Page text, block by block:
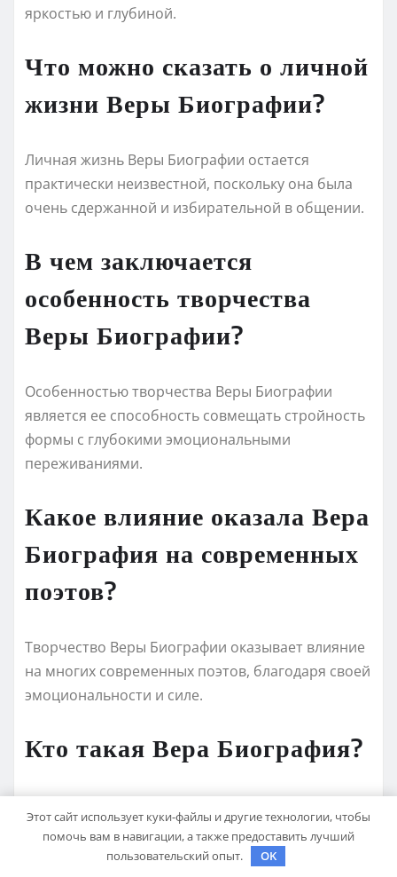
яркостью и глубиной.
Что можно сказать о личной
жизни Веры Биографии?
Личная жизнь Веры Биографии остается
практически неизвестной, поскольку она была
очень сдержанной и избирательной в общении.
В чем заключается
особенность творчества
Веры Биографии?
Особенностью творчества Веры Биографии
является ее способность совмещать стройность
формы с глубокими эмоциональными
переживаниями.
Какое влияние оказала Вера
Биография на современных
поэтов?
Творчество Веры Биографии оказывает влияние
на многих современных поэтов, благодаря своей
эмоциональности и силе.
Кто такая Вера Биография?
название которого олицетворяет жизнь людей,
составленную из разных историй, событий и
Этот сайт использует куки-файлы и другие технологии, чтобы
помочь вам в навигации, а также предоставить лучший
пользовательский опыт.
OK